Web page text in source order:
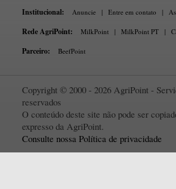
Institucional: Anuncie | Entre em contato |
Rede AgriPoint: MilkPoint | MilkPoint PT |
Parceiro: BeefPoint
Copyright © 2000 - 2026 AgriPoint -
reservados
O conteúdo deste site não pode ser
expresso da AgriPoint.
Consulte nossa Política de privacidade